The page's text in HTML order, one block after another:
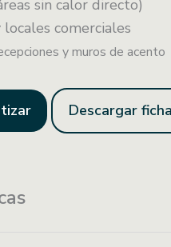
sin calor directo)
locales comerciales
y muros de acento
Descargar